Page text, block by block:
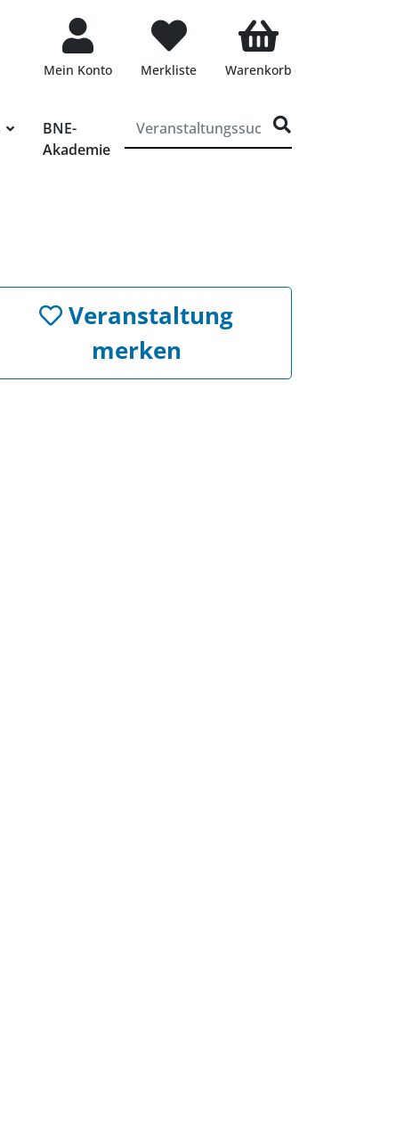
Mein Konto Merkliste Warenkorb
BNE-
Akademie
Veranstaltung
merken